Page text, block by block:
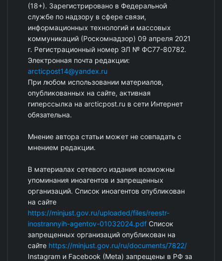
(18+). Зарегистрировано в Федеральной
службе по надзору в сфере связи,
информационных технологий и массовых
коммуникаций (Роскомнадзор) 09 апреля 2021
г. Регистрационный номер ЭЛ № ФС77-80782.
Электронная почта редакции:
arcticpost14@yandex.ru
При любом использовании материалов,
опубликованных на сайте, активная
гиперссылка на arcticpost.ru в сети Интернет
обязательна.
Мнение автора статьи может не совпадать с
мнением редакции.
В материалах сетевого издания возможны
упоминания иноагентов и запрещенных
организаций. Список иноагентов опубликован
на сайте
https://minjust.gov.ru/uploaded/files/reestr-
inostrannyih-agentov-01032024.pdf Список
запрещенных организаций опубликован на
сайте https://minjust.gov.ru/ru/documents/7822/
Instagram и Facebook (Metа) запрещены в РФ за